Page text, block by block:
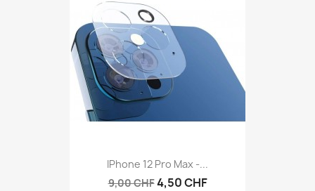
IPhone 12 Pro Max -...
9,00 CHF4,50 CHF